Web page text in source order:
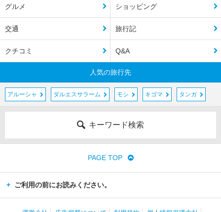
グルメ ショッピング
交通 旅行記
クチコミ Q&A
人気の旅行先
アルーシャ ダルエスサラーム モシ キゴマ タンガ
キーワード検索
PAGE TOP
ご利用の前にお読みください。